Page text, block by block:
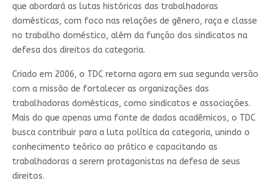
que abordará as lutas históricas das trabalhadoras
domésticas, com foco nas relações de gênero, raça e classe
no trabalho doméstico, além da função dos sindicatos na
defesa dos direitos da categoria.
Criado em 2006, o TDC retorna agora em sua segunda versão
com a missão de fortalecer as organizações das
trabalhadoras domésticas, como sindicatos e associações.
Mais do que apenas uma fonte de dados acadêmicos, o TDC
busca contribuir para a luta política da categoria, unindo o
conhecimento teórico ao prático e capacitando as
trabalhadoras a serem protagonistas na defesa de seus
direitos.